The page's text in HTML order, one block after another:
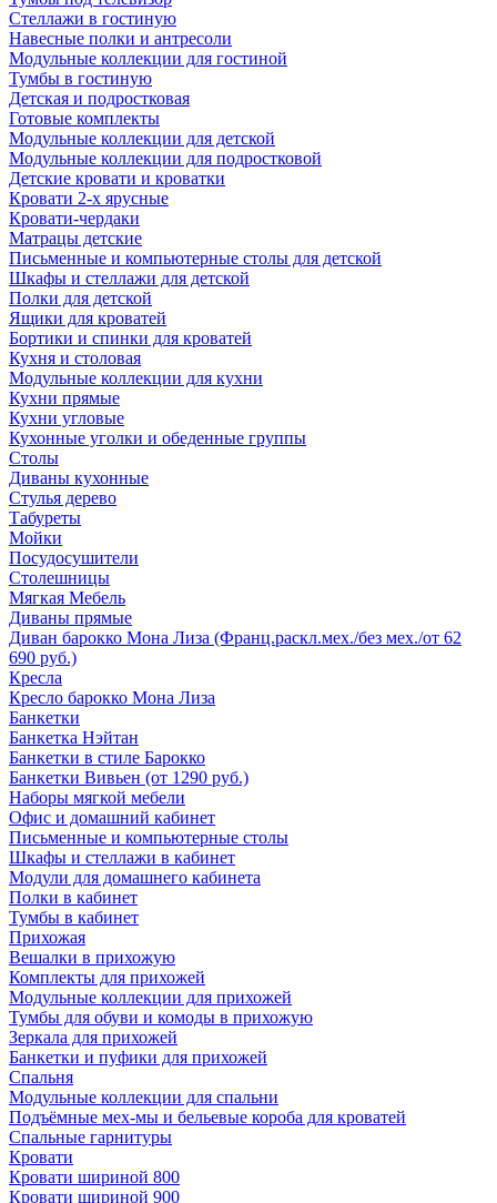
Стеллажи в гостиную
Навесные полки и антресоли
Модульные коллекции для гостиной
Тумбы в гостиную
Детская и подростковая
Готовые комплекты
Модульные коллекции для детской
Модульные коллекции для подростковой
Детские кровати и кроватки
Кровати 2-х ярусные
Кровати-чердаки
Матрацы детские
Письменные и компьютерные столы для детской
Шкафы и стеллажи для детской
Полки для детской
Ящики для кроватей
Бортики и спинки для кроватей
Кухня и столовая
Модульные коллекции для кухни
Кухни прямые
Кухни угловые
Кухонные уголки и обеденные группы
Столы
Диваны кухонные
Стулья дерево
Табуреты
Мойки
Посудосушители
Столешницы
Мягкая Мебель
Диваны прямые
Диван барокко Мона Лиза (Франц.раскл.мех./без мех./от 62
690 руб.)
Кресла
Кресло барокко Мона Лиза
Банкетки
Банкетка Нэйтан
Банкетки в стиле Барокко
Банкетки Вивьен (от 1290 руб.)
Наборы мягкой мебели
Офис и домашний кабинет
Письменные и компьютерные столы
Шкафы и стеллажи в кабинет
Модули для домашнего кабинета
Полки в кабинет
Тумбы в кабинет
Прихожая
Вешалки в прихожую
Комплекты для прихожей
Модульные коллекции для прихожей
Тумбы для обуви и комоды в прихожую
Зеркала для прихожей
Банкетки и пуфики для прихожей
Спальня
Модульные коллекции для спальни
Подъёмные мех-мы и бельевые короба для кроватей
Спальные гарнитуры
Кровати
Кровати шириной 800
Кровати шириной 900